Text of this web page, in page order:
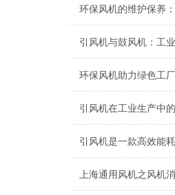
上海​通用风机之风机